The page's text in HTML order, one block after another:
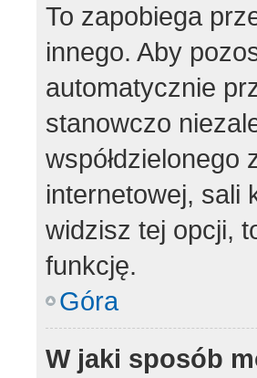
To zapobiega
innego. Aby
automatycznie
stanowczo
współdzielonego
internetowej, sali
widzisz tej opcji,
funkcję.
Góra
W jaki sposób